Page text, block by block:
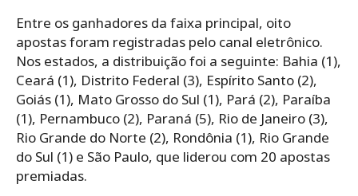
Entre os ganhadores da faixa principal, oito
apostas foram registradas pelo canal eletrônico.
Nos estados, a distribuição foi a seguinte: Bahia (1),
Ceará (1), Distrito Federal (3), Espírito Santo (2),
Goiás (1), Mato Grosso do Sul (1), Pará (2), Paraíba
(1), Pernambuco (2), Paraná (5), Rio de Janeiro (3),
Rio Grande do Norte (2), Rondônia (1), Rio Grande
do Sul (1) e São Paulo, que liderou com 20 apostas
premiadas.